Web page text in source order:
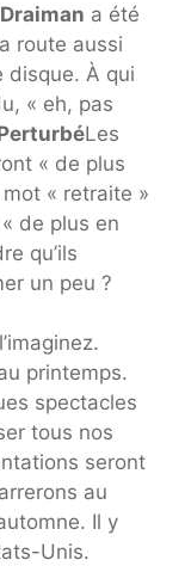
a été
route aussi
disque. À qui
« eh, pas
Les
« de plus
« retraite »
de plus en
qu’ils
un peu ?
printemps.
spectacles
tous nos
seront
au
Il y
Unis.